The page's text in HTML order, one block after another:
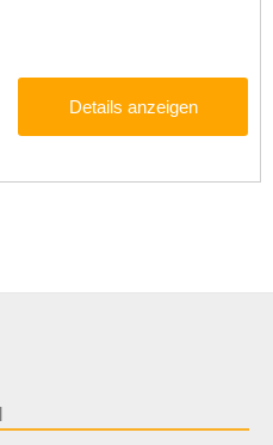
Details anzeigen